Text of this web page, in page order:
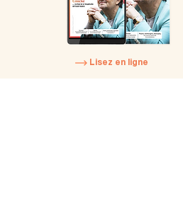
Lisez en ligne